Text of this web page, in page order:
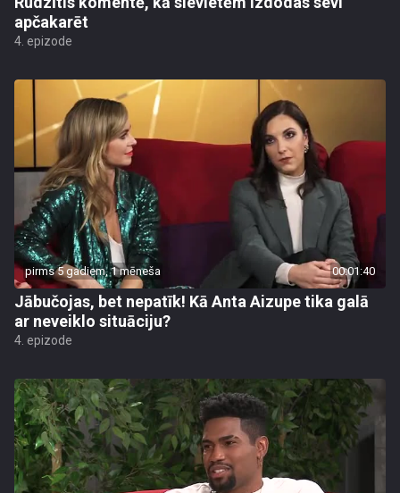
apčakarēt
4. epizode
pirms 5 gadiem, 1 mēneša 00:01:40
Jābučojas, bet nepatīk! Kā Anta Aizupe tika galā
ar neveiklo situāciju?
4. epizode